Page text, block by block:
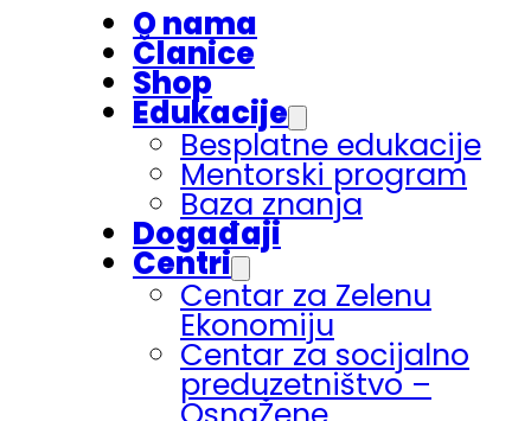
O nama
Članice
Shop
Edukacije
Besplatne edukacije
Mentorski program
Baza znanja
Događaji
Centri
Centar za Zelenu
Ekonomiju
Centar za socijalno
preduzetništvo –